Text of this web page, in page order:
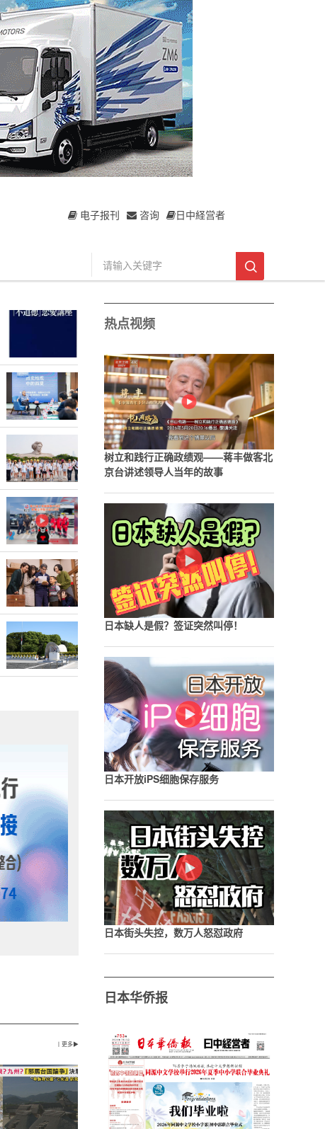
电子报刊 咨询 日中経営者
丨更多▶
热点视频
树立和践行正确政绩观——蒋丰做客北
京台讲述领导人当年的故事
日本缺人是假？签证突然叫停！
日本开放iPS细胞保存服务
日本街头失控，数万人怒怼政府
日本华侨报